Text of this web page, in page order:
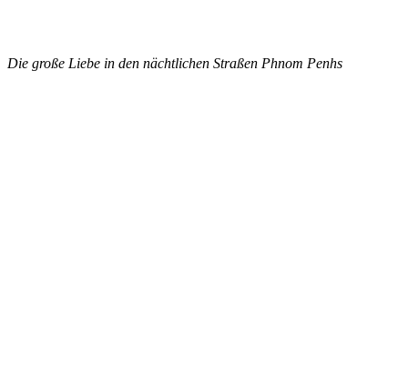
Die große Liebe in den nächtlichen Straßen Phnom Penhs